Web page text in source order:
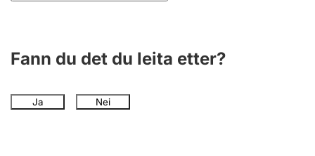
Fann du det du leita etter?
Ja Nei